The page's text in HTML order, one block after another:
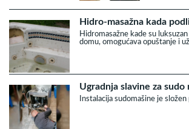
Hidro-masažna kada
Hidromasažne kade su
domu, omogućava opuštanje i
Ugradnja slavine za sudo
Instalacija sudomašine je